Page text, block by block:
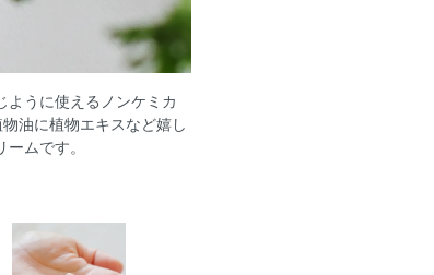
ように使えるノンケミカ
油に植物エキスなど嬉し
ムです。